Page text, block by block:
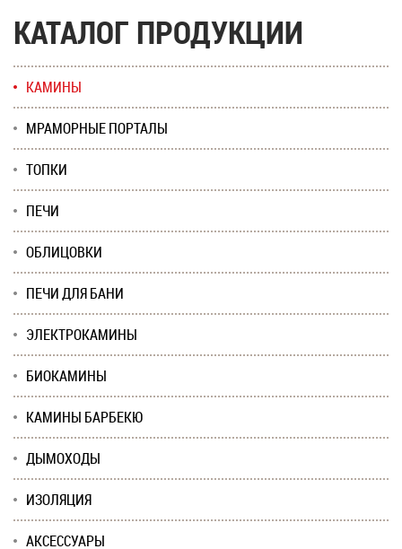
КАТАЛОГ ПРОДУКЦИИ
КАМИНЫ
МРАМОРНЫЕ ПОРТАЛЫ
ТОПКИ
ПЕЧИ
ОБЛИЦОВКИ
ПЕЧИ ДЛЯ БАНИ
ЭЛЕКТРОКАМИНЫ
БИОКАМИНЫ
КАМИНЫ БАРБЕКЮ
ДЫМОХОДЫ
ИЗОЛЯЦИЯ
АКСЕССУАРЫ